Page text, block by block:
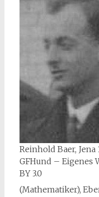
Reinhold Baer, Jena
GFHund – Eigenes
BY 3.0
(Mathematiker),